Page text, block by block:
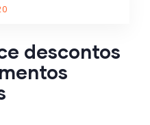
descontos